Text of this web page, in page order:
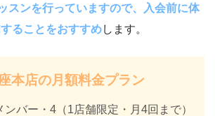
スンを行っていますので、入会前に体
ることをおすすめします。
本店の月額料金プラン
ンバー・4（1店舗限定・月4回まで）